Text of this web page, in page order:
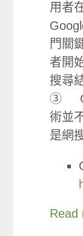
用者
門關
者開
搜尋
③
術並
是網
Read